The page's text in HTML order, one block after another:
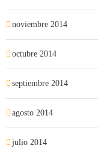
noviembre 2014
octubre 2014
septiembre 2014
agosto 2014
julio 2014